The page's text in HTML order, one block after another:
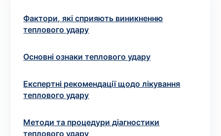
Фактори, які сприяють виникненню
теплового удару
Основні ознаки теплового удару
Експертні рекомендації щодо лікування
теплового удару
Методи та процедури діагностики
теплового удару
Попередній запис на дослідження не
потрібний. Виняток становлять мазки та
виконує лікар – необхідийзапис до фахівця
Аналіз вдома